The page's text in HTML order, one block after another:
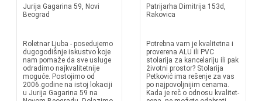
Jurija Gagarina 59, Novi
Beograd
Roletnar Ljuba - posedujemo
dugogodišnje iskustvo koje
nam pomaže da sve usluge
odradimo najkvalitetnije
moguće. Postojimo od
2006.godine na istoj lokaciji
u Jurija Gagarina 59 na
Patrijarha Dimitrija 153d,
Rakovica
Potrebna vam je kvalitetna i
proverena ALU ili PVC
stolarija za kancelariju ili pak
životni prostor? Stolarija
Petković ima rešenje za vas
po najpovoljnijim cenama.
Kada je reč o odnosu kvalitet-